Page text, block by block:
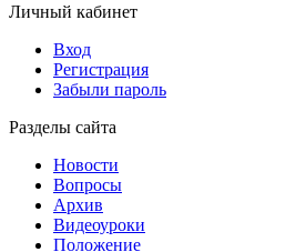
Личный кабинет
Вход
Регистрация
Забыли пароль
Разделы сайта
Новости
Вопросы
Архив
Видеоуроки
Положение